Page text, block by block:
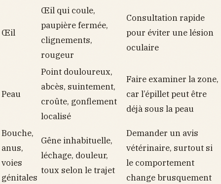
Œil
Œil qui coule,
paupière fermée,
clignements,
rougeur
Consultation rapide
pour éviter une lésion
oculaire
Peau
Point douloureux,
abcès, suintement,
croûte, gonflement
localisé
Faire examiner la zone,
car l’épillet peut être
déjà sous la peau
Bouche,
anus,
voies
génitales
Gêne inhabituelle,
léchage, douleur,
toux selon le trajet
Demander un avis
vétérinaire, surtout si
le comportement
change brusquement